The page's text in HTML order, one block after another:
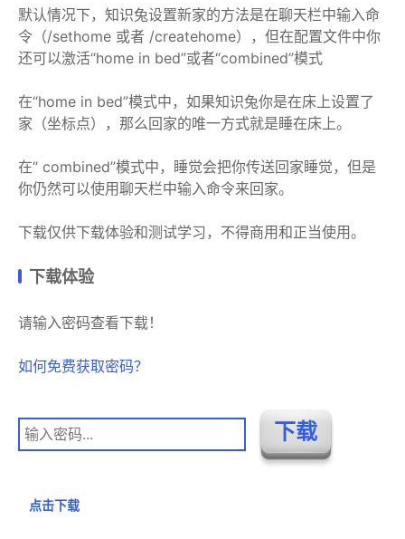
默认情况下，知识兔设置新家的方法是在聊天栏中输入命
令（/sethome 或者 /createhome），但在配置文件中你
还可以激活“home in bed”或者“combined”模式
在“home in bed”模式中，如果知识兔你是在床上设置了
家（坐标点），那么回家的唯一方式就是睡在床上。
在“ combined”模式中，睡觉会把你传送回家睡觉，但是
你仍然可以使用聊天栏中输入命令来回家。
下载仅供下载体验和测试学习，不得商用和正当使用。
下载体验
请输入密码查看下载！
如何免费获取密码？
点击下载